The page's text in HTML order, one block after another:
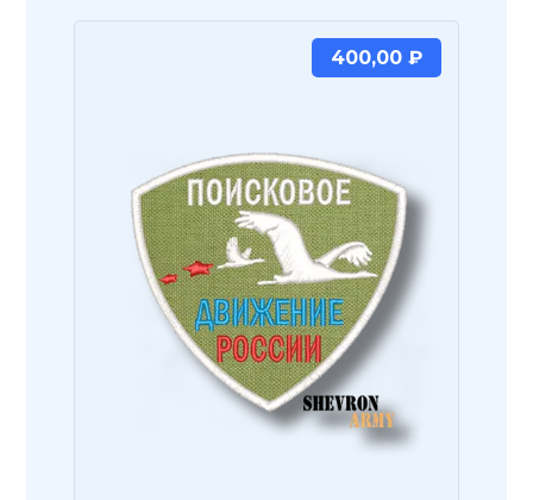
400,00 ₽